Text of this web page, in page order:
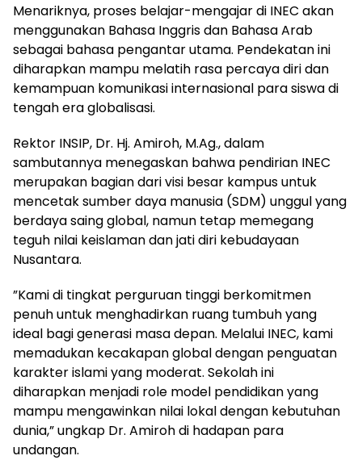
​Menariknya, proses belajar-mengajar di INEC akan
menggunakan Bahasa Inggris dan Bahasa Arab
sebagai bahasa pengantar utama. Pendekatan ini
diharapkan mampu melatih rasa percaya diri dan
kemampuan komunikasi internasional para siswa di
tengah era globalisasi.
​Rektor INSIP, Dr. Hj. Amiroh, M.Ag., dalam
sambutannya menegaskan bahwa pendirian INEC
merupakan bagian dari visi besar kampus untuk
mencetak sumber daya manusia (SDM) unggul yang
berdaya saing global, namun tetap memegang
teguh nilai keislaman dan jati diri kebudayaan
Nusantara.
​”Kami di tingkat perguruan tinggi berkomitmen
penuh untuk menghadirkan ruang tumbuh yang
ideal bagi generasi masa depan. Melalui INEC, kami
memadukan kecakapan global dengan penguatan
karakter islami yang moderat. Sekolah ini
diharapkan menjadi role model pendidikan yang
mampu mengawinkan nilai lokal dengan kebutuhan
dunia,” ungkap Dr. Amiroh di hadapan para
undangan.